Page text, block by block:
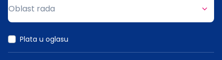
Oblast rada
Plata u oglasu